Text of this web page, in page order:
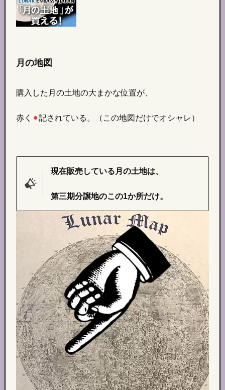
月の地図
購入した月の土地の大まかな位置が、
赤く ⚫︎記されている。（この地図だけでオシャレ）
現在販売している月の土地は、
第三期分譲地のこの1か所だけ。